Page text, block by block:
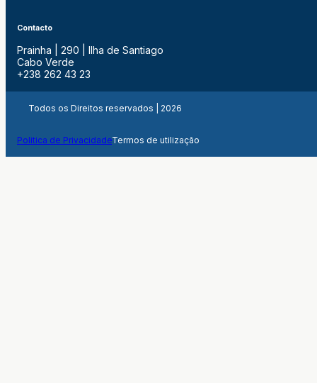
Contacto
Prainha | 290 | Ilha de Santiago
Cabo Verde
+238 262 43 23
Todos os Direitos reservados | 2026
Politica de PrivacidadeTermos de utilização